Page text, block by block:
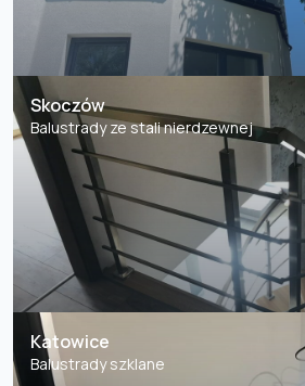
Skoczów
Balustrady ze stali nierdzewnej
Katowice
Balustrady szklane